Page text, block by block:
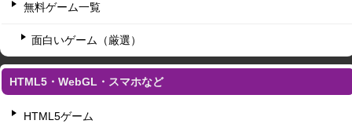
無料ゲーム一覧
面白いゲーム（厳選）
HTML5・WebGL・スマホなど
HTML5ゲーム